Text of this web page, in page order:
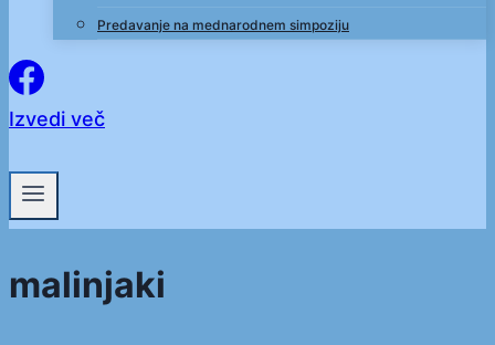
Predavanje na mednarodnem simpoziju
Izvedi več
malinjaki